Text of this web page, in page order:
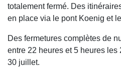
totalement fermé. Des
en place via le pont Koenig et
Des fermetures complètes de
entre 22 heures et 5 heures les
30 juillet.